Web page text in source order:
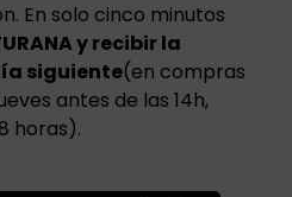
En solo cinco minutos
y recibir la
siguiente(en compras
antes de las 14h,
horas).